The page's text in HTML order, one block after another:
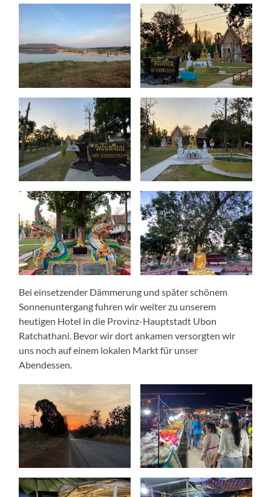
Bei einsetzender Dämmerung und später schönem
Sonnenuntergang fuhren wir weiter zu unserem
heutigen Hotel in die Provinz-Hauptstadt Ubon
Ratchathani. Bevor wir dort ankamen versorgten wir
uns noch auf einem lokalen Markt für unser
Abendessen.